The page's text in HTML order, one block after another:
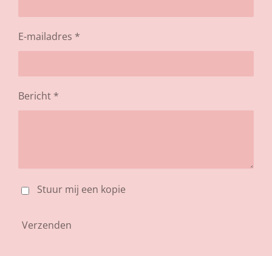
E-mailadres *
Bericht *
Stuur mij een kopie
Verzenden